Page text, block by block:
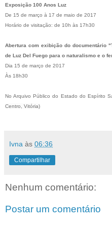
Exposição 100 Anos Luz
De 15 de março à 17 de maio de 2017
Horário de visitação: de 10h às 17h30
Abertura com exibição do documentário
de Luz Del Fuego para o naturalismo e o
Dia 15 de março de 2017
Às 18h30
No Arquivo Público do Estado do Espírito
Centro, Vitória)
Ivna às 06:36
Compartilhar
Nenhum comentário:
Postar um comentário